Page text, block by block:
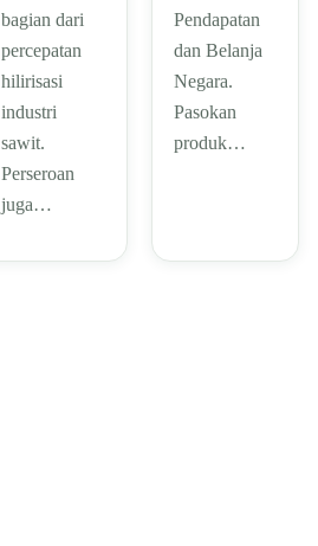
bagian dari
percepatan
hilirisasi
industri
sawit.
Perseroan
juga…
Pendapatan
dan Belanja
Negara.
Pasokan
produk…